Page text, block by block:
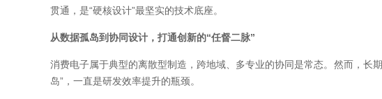
贯通，是“硬核设计”最坚实的技术底座。
从数据孤岛到协同设计，打通创新的“任督二脉”
消费电子属于典型的离散型制造，跨地域、多专业的协同是常态。然而，长
岛”，一直是研发效率提升的瓶颈。